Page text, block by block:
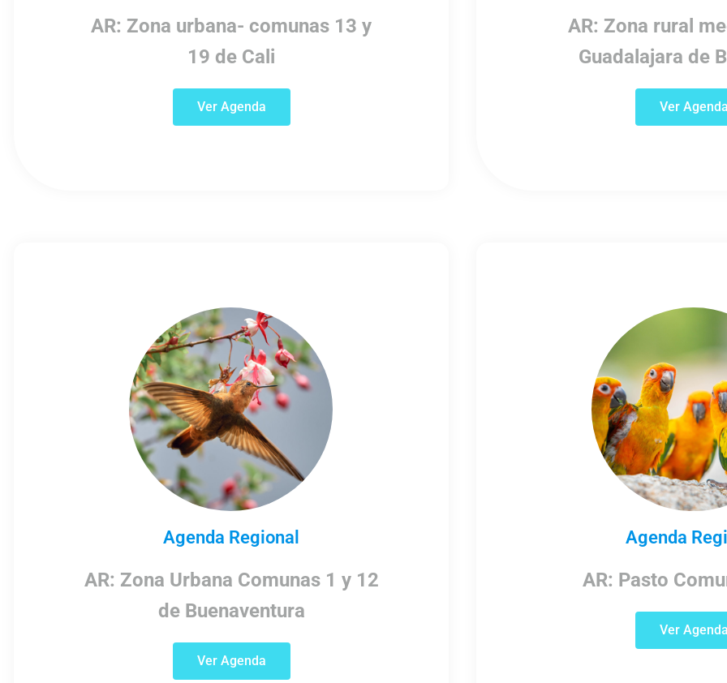
AR: Zona urbana- comunas 13 y
19 de Cali
Ver Agenda
AR: Zona rural
Guadalajara de
Ver
Agenda Regional
AR: Zona Urbana Comunas 1 y 12
de Buenaventura
Ver Agenda
Agenda
AR: Pasto
Ver